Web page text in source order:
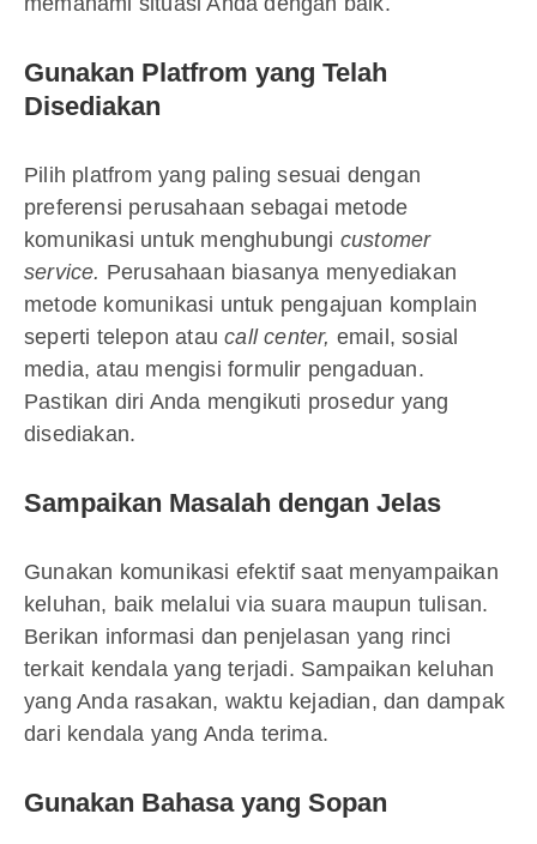
Gunakan Platfrom yang Telah
Disediakan
Pilih platfrom yang paling sesuai dengan
preferensi perusahaan sebagai metode
komunikasi untuk menghubungi customer
service. Perusahaan biasanya menyediakan
metode komunikasi untuk pengajuan komplain
seperti telepon ataucall center, email, sosial
media, atau mengisi formulir pengaduan.
Pastikan diri Anda mengikuti prosedur yang
disediakan.
Sampaikan Masalah dengan Jelas
Gunakan komunikasi efektif saat menyampaikan
keluhan, baik melalui via suara maupun tulisan.
Berikan informasi dan penjelasan yang rinci
terkait kendala yang terjadi. Sampaikan keluhan
yang Anda rasakan, waktu kejadian, dan dampak
dari kendala yang Anda terima.
Gunakan Bahasa yang Sopan